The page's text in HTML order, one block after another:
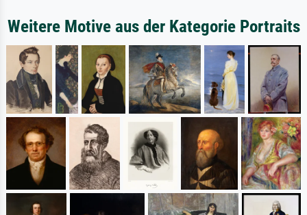
Weitere Motive aus der Kategorie Portraits